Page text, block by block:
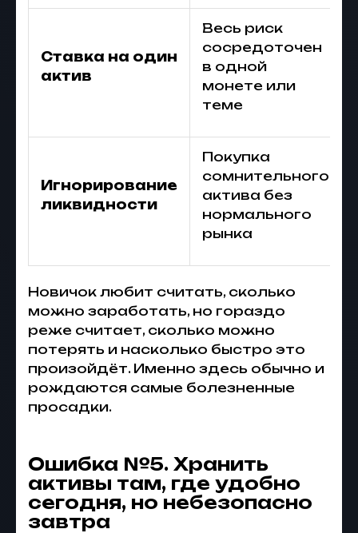
Ставка на один
актив
Весь риск
сосредоточен
в одной
монете или
теме
Игнорирование
ликвидности
Покупка
сомнительного
актива без
нормального
рынка
Новичок любит считать, сколько
можно заработать, но гораздо
реже считает, сколько можно
потерять и насколько быстро это
произойдёт. Именно здесь обычно и
рождаются самые болезненные
просадки.
Ошибка №5. Хранить
активы там, где удобно
сегодня, но небезопасно
завтра